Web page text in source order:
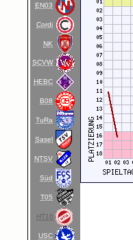
EN03
Cordi
NK
SCVW
HEBC
B08
TuRa
Sasel
NTSV
Süd
T05
HT16
USC